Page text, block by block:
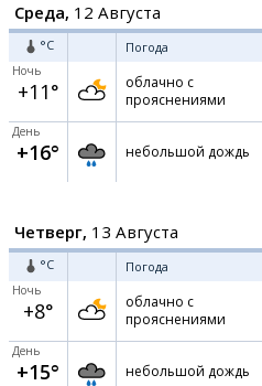
Среда, 12 Августа
°C Погода
Ночь
+11°
облачно с
прояснениями
День
+16° небольшой дождь
Четверг, 13 Августа
°C Погода
Ночь
+8°
облачно с
прояснениями
День
+15° небольшой дождь